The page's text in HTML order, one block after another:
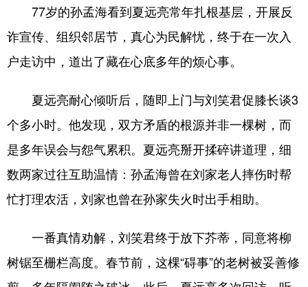
77岁的孙孟海看到夏远亮常年扎根基层，开展反
诈宣传、组织邻居节，真心为民解忧，终于在一次入
户走访中，道出了藏在心底多年的烦心事。
夏远亮耐心倾听后，随即上门与刘笑君促膝长谈3
个多小时。他发现，双方矛盾的根源并非一棵树，而
是多年误会与怨气累积。夏远亮掰开揉碎讲道理，细
数两家过往互助温情：孙孟海曾在刘家老人摔伤时帮
忙打理农活，刘家也曾在孙家失火时出手相助。
一番真情劝解，刘笑君终于放下芥蒂，同意将柳
树锯至栅栏高度。春节前，这棵“碍事”的老树被妥善修